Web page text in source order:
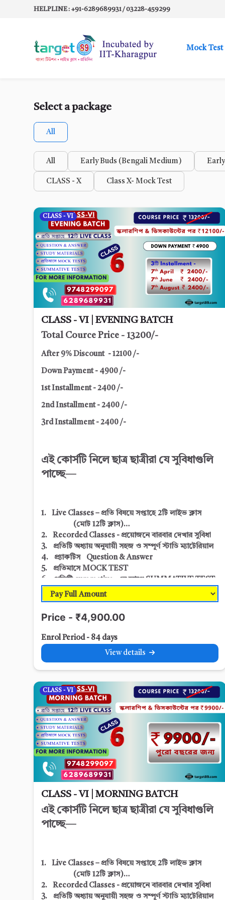
Skip to navigation
Skip to search form
Skip to login form
Skip to footer
Skip to main content
HELPLINE : +91-6289689931 / 03228-459299
Mock Test
Select a package
All
All Early Buds (Bengali Medium)
CLASS - X Class X- Mock Test
CLASS - VI
CLASS - VI | EVENING BATCH
Total Cource Price - 13200/-
After 9% Discount - 12100 /-
Down Payment - 4900 /-
1st Installment - 2400 /-
2nd Installment - 2400 /-
3rd Installment - 2400 /-
এই কোর্সটি নিলে ছাত্র ছাত্রীরা যে সুবিধাগুলি
পাচ্ছে—
1. Live Classes – প্রতি বিষয়ে সপ্তাহে 2টি লাইভ ক্লাস
(মোট 12টি ক্লাস)
2. Recorded Classes - প্রয়োজনে বারবার দেখার সুবিধা
3. প্রতিটি অধ্যায় অনুযায়ী সহজ ও সম্পূর্ণ স্টাডি ম্যাটেরিয়াল
4. প্র্যাকটিস Question & Answer
5. প্রতিমাসে MOCK TEST
6. প্রতিটি summative -এর আগে SUMMATIVE TEST
7. Sample Question Sets & Suggestions
8. সময়ে সময়ে অভিভাবক–শিক্ষক আলোচনা
9. ছাত্র ছাত্রীদের- Academic Progress Report
Price - ₹4,900.00
Enrol Period - 84 days
View details
CLASS - VI
CLASS - VI | MORNING BATCH
এই কোর্সটি নিলে ছাত্র ছাত্রীরা যে সুবিধাগুলি
পাচ্ছে—
1. Live Classes – প্রতি বিষয়ে সপ্তাহে 2টি লাইভ ক্লাস
(মোট 12টি ক্লাস)
2. Recorded Classes - প্রয়োজনে বারবার দেখার সুবিধা
3. প্রতিটি অধ্যায় অনুযায়ী সহজ ও সম্পূর্ণ স্টাডি ম্যাটেরিয়াল